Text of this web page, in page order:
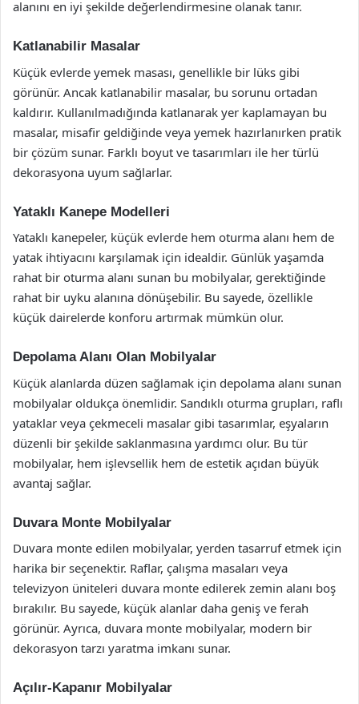
alanını en iyi şekilde değerlendirmesine olanak tanır.
Katlanabilir Masalar
Küçük evlerde yemek masası, genellikle bir lüks gibi
görünür. Ancak katlanabilir masalar, bu sorunu ortadan
kaldırır. Kullanılmadığında katlanarak yer kaplamayan bu
masalar, misafir geldiğinde veya yemek hazırlanırken pratik
bir çözüm sunar. Farklı boyut ve tasarımları ile her türlü
dekorasyona uyum sağlarlar.
Yataklı Kanepe Modelleri
Yataklı kanepeler, küçük evlerde hem oturma alanı hem de
yatak ihtiyacını karşılamak için idealdir. Günlük yaşamda
rahat bir oturma alanı sunan bu mobilyalar, gerektiğinde
rahat bir uyku alanına dönüşebilir. Bu sayede, özellikle
küçük dairelerde konforu artırmak mümkün olur.
Depolama Alanı Olan Mobilyalar
Küçük alanlarda düzen sağlamak için depolama alanı sunan
mobilyalar oldukça önemlidir. Sandıklı oturma grupları, raflı
yataklar veya çekmeceli masalar gibi tasarımlar, eşyaların
düzenli bir şekilde saklanmasına yardımcı olur. Bu tür
mobilyalar, hem işlevsellik hem de estetik açıdan büyük
avantaj sağlar.
Duvara Monte Mobilyalar
Duvara monte edilen mobilyalar, yerden tasarruf etmek için
harika bir seçenektir. Raflar, çalışma masaları veya
televizyon üniteleri duvara monte edilerek zemin alanı boş
bırakılır. Bu sayede, küçük alanlar daha geniş ve ferah
görünür. Ayrıca, duvara monte mobilyalar, modern bir
dekorasyon tarzı yaratma imkanı sunar.
Açılır-Kapanır Mobilyalar